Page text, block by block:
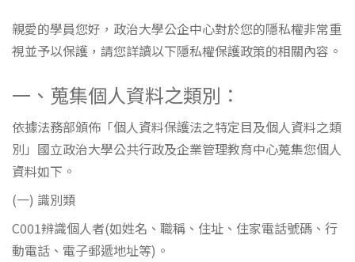
親愛的學員您好，政治大學公企中心對於您的隱私權非常重
視並予以保護，請您詳讀以下隱私權保護政策的相關內容。
一、蒐集個人資料之類別：
依據法務部頒佈「個人資料保護法之特定目及個人資料之類
別」國立政治大學公共行政及企業管理教育中心蒐集您個人
資料如下。
(一) 識別類
C001辨識個人者(如姓名、職稱、住址、住家電話號碼、行
動電話、電子郵遞地址等)。